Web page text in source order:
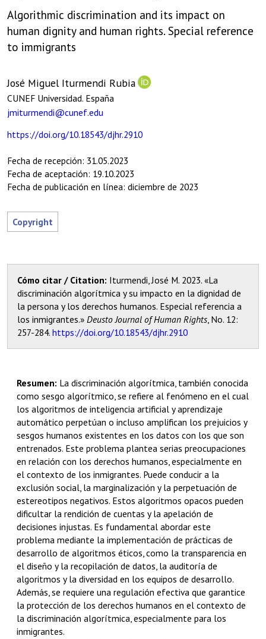
Algorithmic discrimination and its impact on
human dignity and human rights. Special reference
to immigrants
José Miguel Iturmendi Rubia
CUNEF Universidad. España
jmiturmendi@cunef.edu
https://doi.org/10.18543/djhr.2910
Fecha de recepción: 31.05.2023
Fecha de aceptación: 19.10.2023
Fecha de publicación en línea: diciembre de 2023
Cómo citar / Citation: Iturmendi, José M. 2023. «La
discriminación algorítmica y su impacto en la dignidad de
la persona y los derechos humanos. Especial referencia a
los inmigrantes.» Deusto Journal of Human Rights, No. 12:
257-⁠284. https://doi.org/10.18543/djhr.2910
Resumen: La discriminación algorítmica, también conocida
como sesgo algorítmico,se refiere al fenómeno en el cual
los algoritmos de inteligencia artificial y aprendizaje
automático perpetúan o incluso amplifican los prejuicios y
sesgos humanos existentes en los datos con los que son
entrenados. Este problema plantea serias preocupaciones
en relación con los derechos humanos, especialmente en
el contexto de los inmigrantes. Puede conducir a la
exclusión social, la marginalización y la perpetuación de
estereotipos negativos. Estos algoritmos opacos pueden
dificultar la rendición de cuentas y la apelación de
decisiones injustas. Es fundamental abordar este
problemamediante la implementación de prácticas de
desarrollo de algoritmos éticos, como la transparencia en
el diseño y la recopilación de datos, la auditoría de
algoritmos y la diversidad en los equipos de desarrollo.
Además, se requiere una regulación efectiva que garantice
la protección de los derechos humanos en el contexto de
la discriminación algorítmica, especialmente para los
inmigrantes.